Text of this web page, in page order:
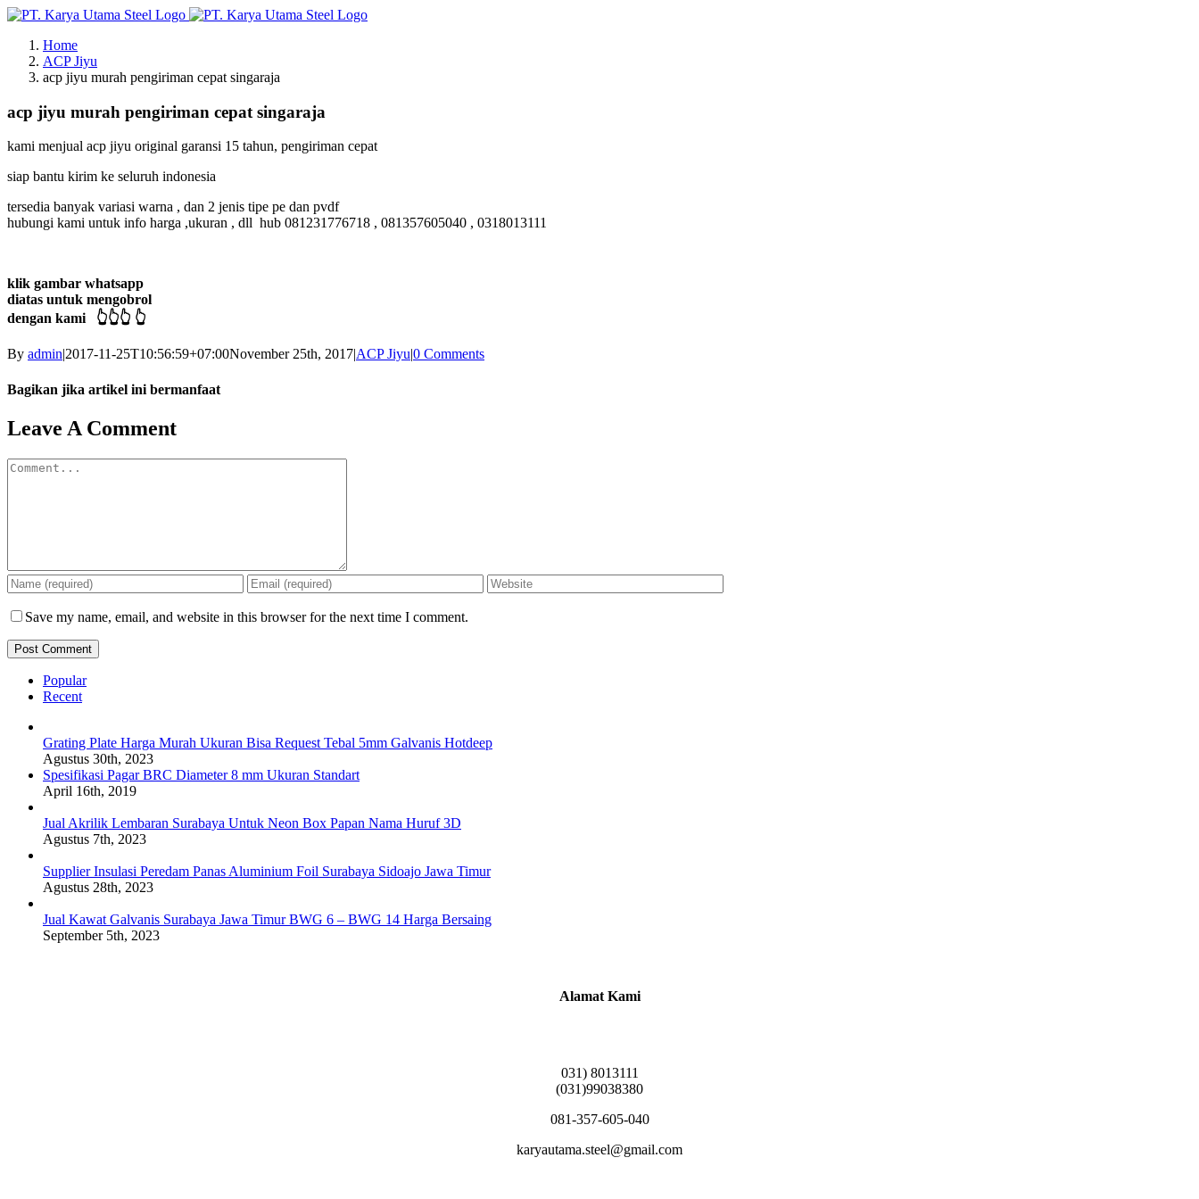
Skip
contentHome
ACP Jiyu
acp jiyu murah pengiriman cepat singaraja
acp jiyu murah pengiriman cepat singaraja
kami menjual acp jiyu original garansi 15 tahun, pengiriman cepat
siap bantu kirim ke seluruh indonesia
tersedia banyak variasi warna , dan 2 jenis tipe pe dan pvdf
hubungi kami untuk info harga ,ukuran , dll hub 081231776718 , 081357605040 , 0318013111
klik gambar whatsapp
diatas untuk mengobrol
dengan kami 👆👆👆 👆
By admin|2017-11-25T10:56:59+07:00November 25th, 2017|ACP Jiyu|0 Comments
Bagikan jika artikel ini bermanfaat
Facebook
Twitter
Reddit
LinkedIn
WhatsApp
Tumblr
Pinterest
Vk
Email
Leave A Comment
Comment
Save my name, email, and website in this browser for the next time I comment.
Popular
Recent
Grating Plate Harga Murah Ukuran Bisa Request Tebal 5mm Galvanis Hotdeep
Agustus 30th, 2023
Spesifikasi Pagar BRC Diameter 8 mm Ukuran Standart
April 16th, 2019
Jual Akrilik Lembaran Surabaya Untuk Neon Box Papan Nama Huruf 3D
Agustus 7th, 2023
Supplier Insulasi Peredam Panas Aluminium Foil Surabaya Sidoajo Jawa Timur
Agustus 28th, 2023
Jual Kawat Galvanis Surabaya Jawa Timur BWG 6 – BWG 14 Harga Bersaing
September 5th, 2023
Alamat Kami
031) 8013111
(031)99038380
081-357-605-040
karyautama.steel@gmail.com